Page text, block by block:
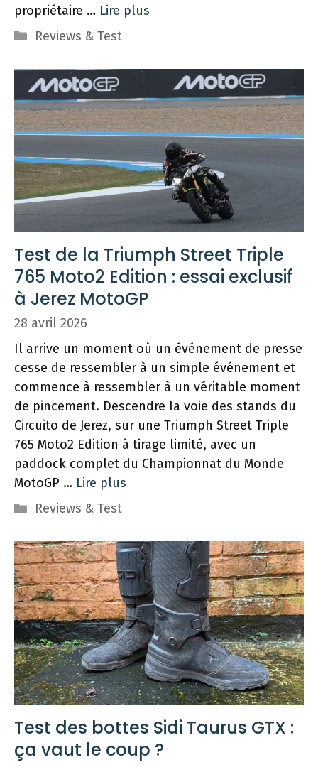
propriétaire … Lire plus
Catégories
Reviews & Test
Test de la Triumph Street Triple
765 Moto2 Edition : essai exclusif
à Jerez MotoGP
28 avril 2026
Il arrive un moment où un événement de presse
cesse de ressembler à un simple événement et
commence à ressembler à un véritable moment
de pincement. Descendre la voie des stands du
Circuito de Jerez, sur une Triumph Street Triple
765 Moto2 Edition à tirage limité, avec un
paddock complet du Championnat du Monde
MotoGP … Lire plus
Catégories
Reviews & Test
Test des bottes Sidi Taurus GTX :
ça vaut le coup ?